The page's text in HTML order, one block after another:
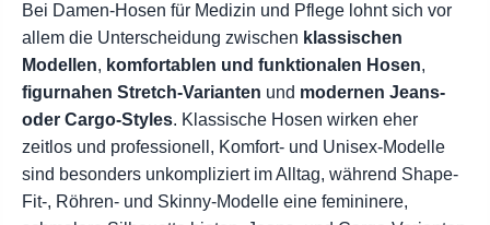
Bei Damen-Hosen für Medizin und Pflege lohnt sich vor
allem die Unterscheidung zwischen klassischen
Modellen, komfortablen und funktionalen Hosen,
figurnahen Stretch-Varianten und modernen Jeans-
oder Cargo-Styles. Klassische Hosen wirken eher
zeitlos und professionell, Komfort- und Unisex-Modelle
sind besonders unkompliziert im Alltag, während Shape-
Fit-, Röhren- und Skinny-Modelle eine femininere,